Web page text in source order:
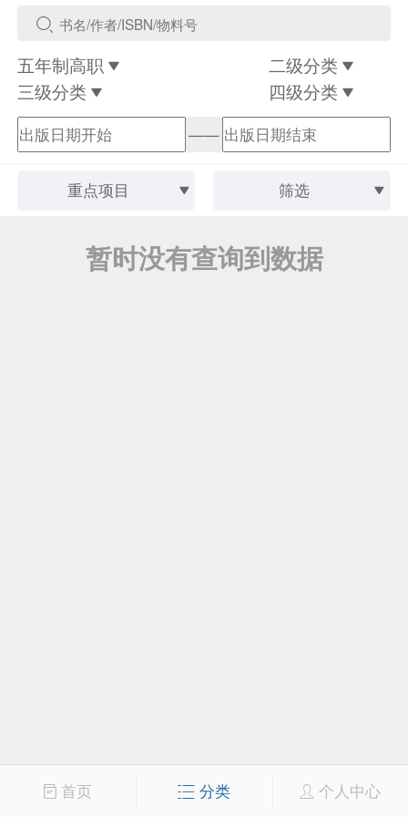
五年制高职
二级分类
三级分类
四级分类
——
重点项目 筛选
暂时没有查询到数据
首页 分类 个人中心